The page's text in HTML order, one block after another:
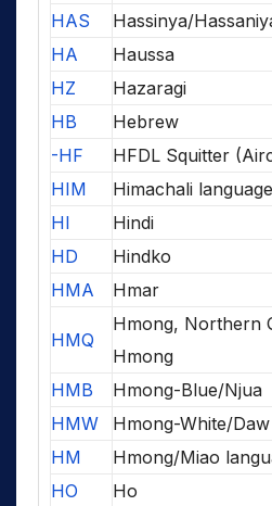
HAS
Hassinya/
HA
Haussa
HZ
Hazaragi
HB
Hebrew
-HF
HFDL Squitter
HIM
Himachali
HI
Hindi
HD
Hindko
HMA
Hmar
HMQ
Hmong, Northern
Hmong
HMB
Hmong-Blue/Njua
HMW
Hmong-White/Daw
HM
Hmong/Miao
HO
Ho